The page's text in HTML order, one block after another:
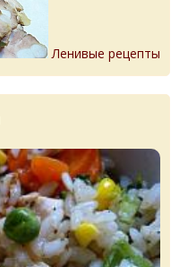
Ленивые рецепты